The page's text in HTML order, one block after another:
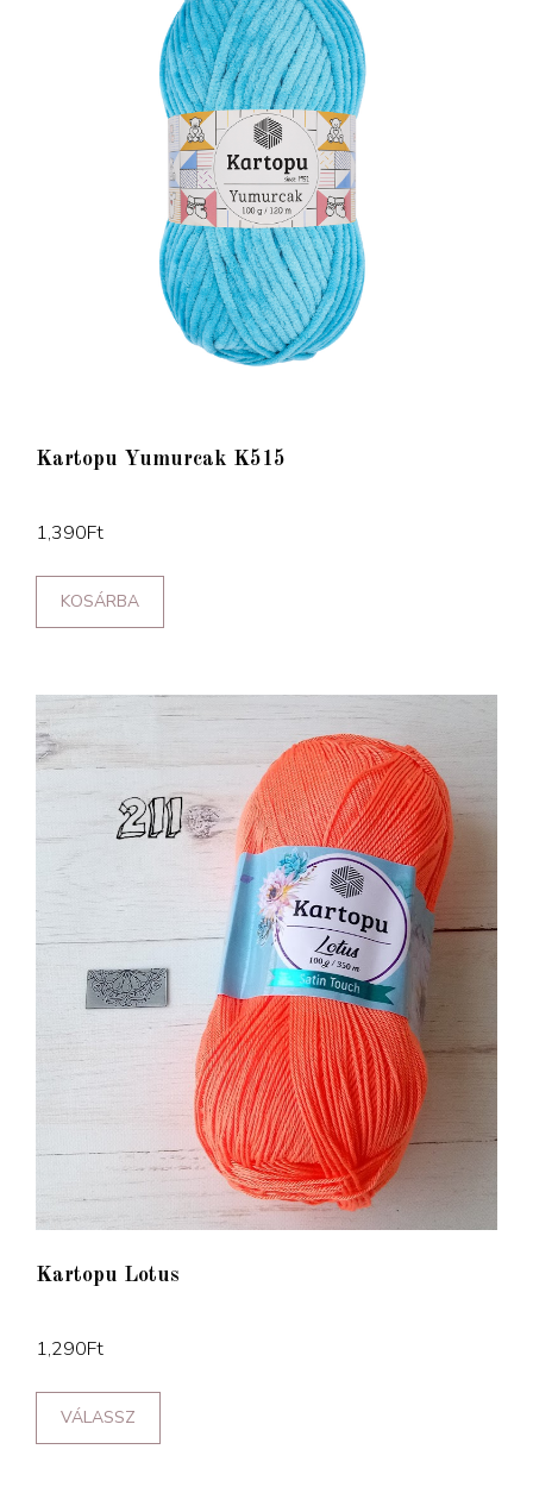
Kartopu Yumurcak K515
1,390Ft
KOSÁRBA
Kartopu Lotus
1,290Ft
VÁLASSZ